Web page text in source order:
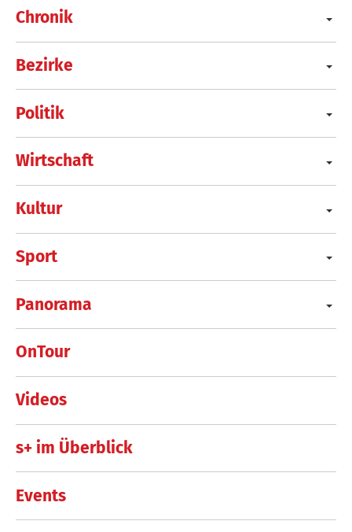
Chronik
Bezirke
Politik
Wirtschaft
Kultur
Sport
Panorama
OnTour
Videos
s+ im Überblick
Events